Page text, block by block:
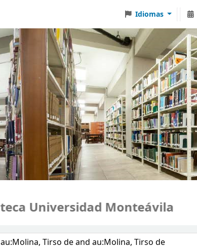
Idiomas
Universidad Monteávila